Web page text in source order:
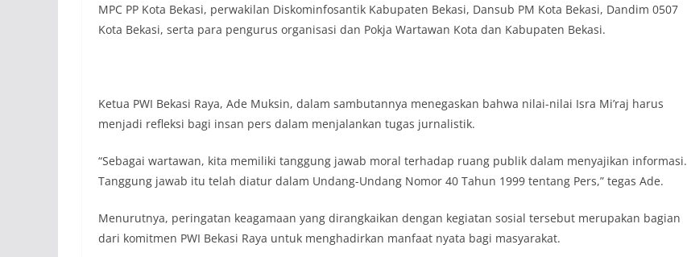
MPC PP Kota Bekasi, perwakilan Diskominfosantik Kabupaten Bekasi, Dansub PM Kota Bekasi, Dandim 0507
Kota Bekasi, serta para pengurus organisasi dan Pokja Wartawan Kota dan Kabupaten Bekasi.
Ketua PWI Bekasi Raya, Ade Muksin, dalam sambutannya menegaskan bahwa nilai-nilai Isra Mi’raj harus
menjadi refleksi bagi insan pers dalam menjalankan tugas jurnalistik.
“Sebagai wartawan, kita memiliki tanggung jawab moral terhadap ruang publik dalam menyajikan informasi.
Tanggung jawab itu telah diatur dalam Undang-Undang Nomor 40 Tahun 1999 tentang Pers,” tegas Ade.
Menurutnya, peringatan keagamaan yang dirangkaikan dengan kegiatan sosial tersebut merupakan bagian
dari komitmen PWI Bekasi Raya untuk menghadirkan manfaat nyata bagi masyarakat.